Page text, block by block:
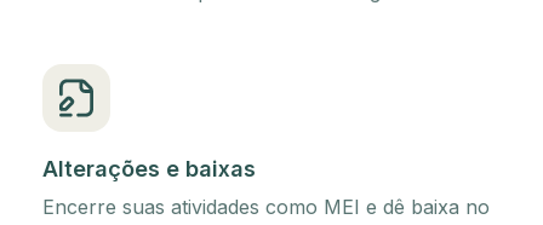
Alterações e baixas
Encerre suas atividades como MEI e dê baixa no